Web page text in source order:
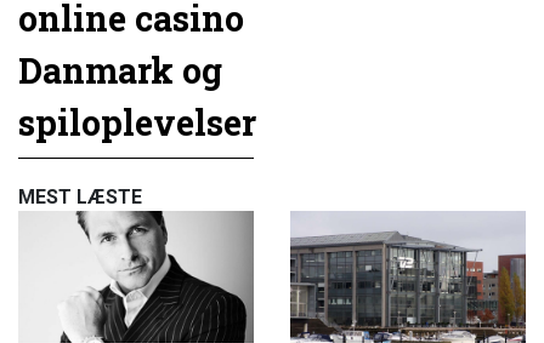
online casino
Danmark og
spiloplevelser
MEST LÆSTE